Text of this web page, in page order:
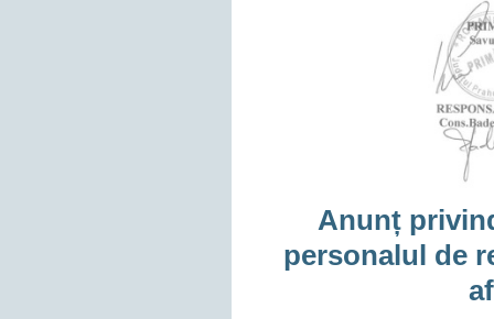
Anunț
personalul de